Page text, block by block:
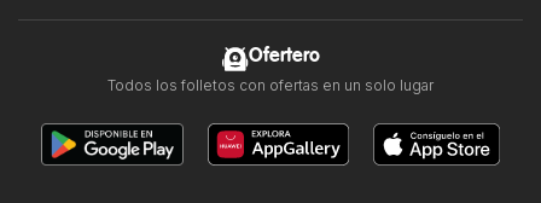
Ofertero
Todos los folletos con ofertas en un solo lugar